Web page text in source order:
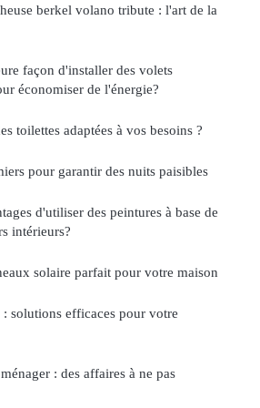
berkel volano tribute : l'art de la
façon d'installer des volets
économiser de l'énergie?
toilettes adaptées à vos besoins ?
pour garantir des nuits paisibles
d'utiliser des peintures à base de
intérieurs?
solaire parfait pour votre maison
: solutions efficaces pour votre
: des affaires à ne pas